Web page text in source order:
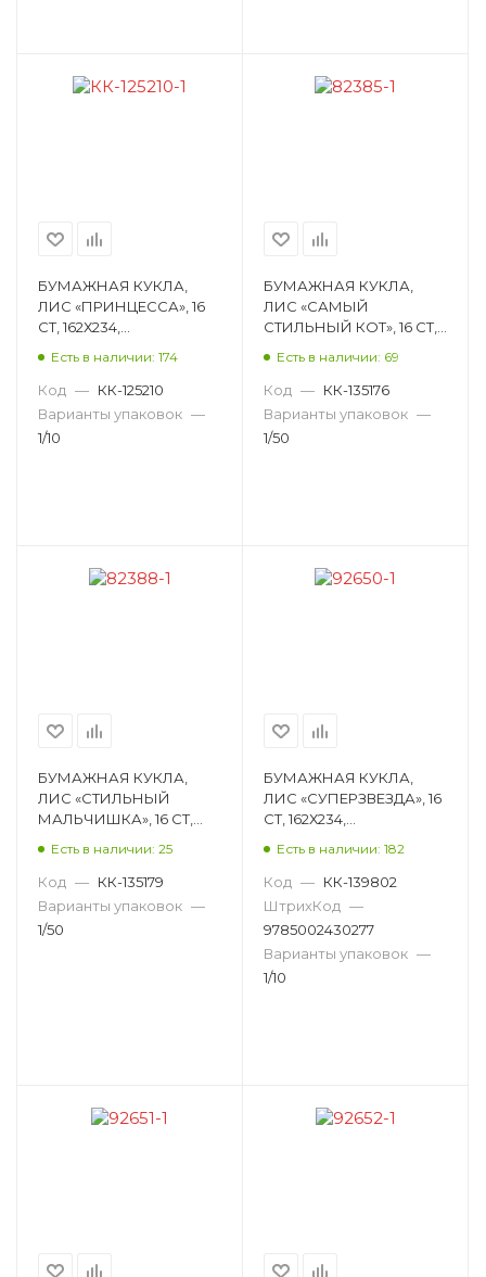
БУМАЖНАЯ КУКЛА,
ЛИС «ПРИНЦЕССА», 16
СТ, 162Х234,
Есть в наличии: 174
Код — КК-125210
Варианты упаковок —
1/10
БУМАЖНАЯ КУКЛА,
ЛИС «САМЫЙ
СТИЛЬНЫЙ КОТ», 16 СТ,
Есть в наличии: 69
Код — КК-135176
Варианты упаковок —
1/50
БУМАЖНАЯ КУКЛА,
ЛИС «СТИЛЬНЫЙ
МАЛЬЧИШКА», 16 СТ,
Есть в наличии: 25
Код — КК-135179
Варианты упаковок —
1/50
БУМАЖНАЯ КУКЛА,
ЛИС «СУПЕРЗВЕЗДА», 16
СТ, 162Х234,
Есть в наличии: 182
Код — КК-139802
ШтрихКод —
9785002430277
Варианты упаковок —
1/10